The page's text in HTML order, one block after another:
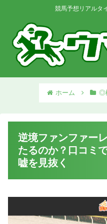
競馬予想リアルタ
ホーム ◎
逆境ファンファー
たるのか？口コミ
嘘を見抜く